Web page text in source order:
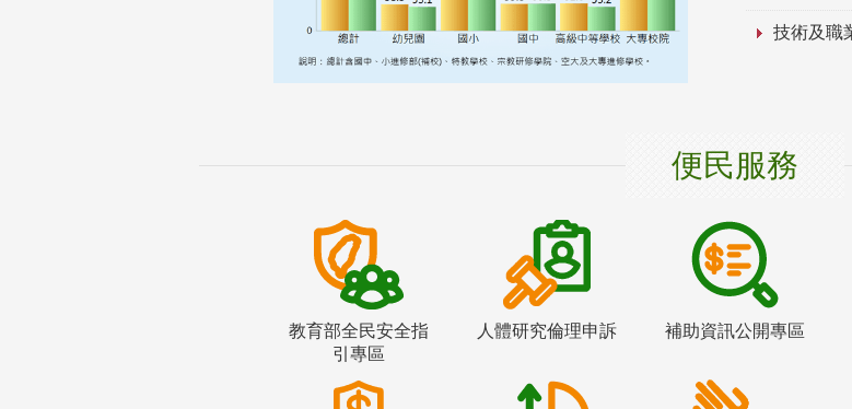
技術及職
便民服務
教育部全民安全指
引專區
人體研究倫理申訴 補助資訊公開專區